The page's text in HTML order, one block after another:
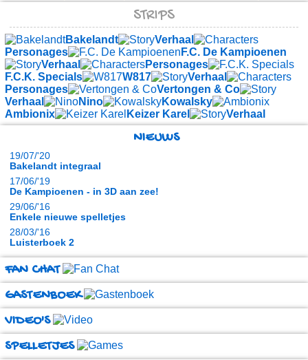
STRIPS
Bakelandt
Verhaal
Personages
F.C. De Kampioenen
Verhaal
Personages
F.C.K. Specials
W817
Verhaal
Personages
Vertongen & Co
Verhaal
Nino
Kowalsky
Ambionix
Keizer Karel Verhaal
NIEUWS
19/07/'20
Bakelandt integraal
17/06/'19
De Kampioenen - in 3D aan zee!
29/06/'16
Enkele nieuwe spelletjes
28/03/'16
Luisterboek 2
FAN CHAT
GASTENBOEK
VIDEO'S
SPELLETJES